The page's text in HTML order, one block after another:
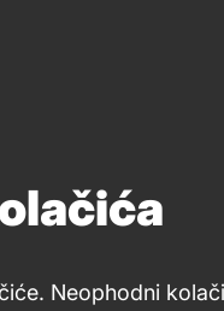
Neophodni